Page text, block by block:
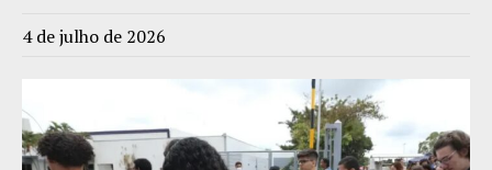
4 de julho de 2026